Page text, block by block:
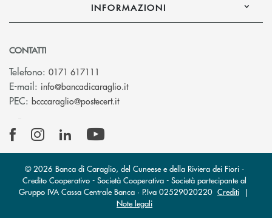
INFORMAZIONI
CONTATTI
Telefono: 0171 617111
E-mail: info@bancadicaraglio.it(si apre l’app di posta elettronica)
PEC: bcccaraglio@postecert.it(si apre l’app di posta elettronica)
© 2026 Banca di Caraglio, del Cuneese e della Riviera dei Fiori -
Credito Cooperativo - Società Cooperativa - Società partecipante al
Gruppo IVA Cassa Centrale Banca · P.Iva 02529020220 Crediti|
Note legali